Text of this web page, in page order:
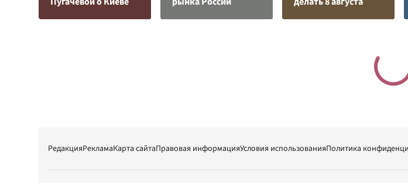
РедакцияРекламаКарта сайтаПравовая информацияУсловия использованияПолитика